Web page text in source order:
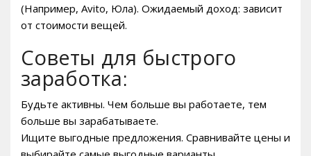
(Например, Avito, Юла). Ожидаемый доход: зависит
от стоимости вещей.
Советы для быстрого
заработка:
Будьте активны. Чем больше вы работаете, тем
больше вы зарабатываете.
Ищите выгодные предложения. Сравнивайте цены и